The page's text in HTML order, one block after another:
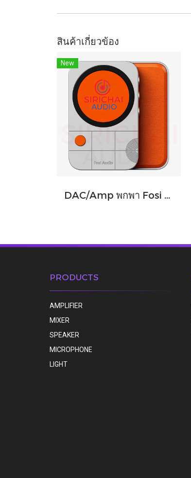
สินค้าเกี่ยวข้อง
New
DAC/Amp พกพา Fosi Audio รุ่น MD3 ชิปDAC เรือธง ESS ES9039Q2M
PRODUCTS
AMPLIFIER
MIXER
SPEAKER
MICROPHONE
LIGHT